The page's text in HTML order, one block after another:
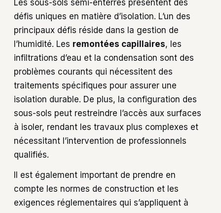
Les sous-sols semi-enterrés présentent des
défis uniques en matière d’isolation. L’un des
principaux défis réside dans la gestion de
l’humidité. Les remontées capillaires, les
infiltrations d’eau et la condensation sont des
problèmes courants qui nécessitent des
traitements spécifiques pour assurer une
isolation durable. De plus, la configuration des
sous-sols peut restreindre l’accès aux surfaces
à isoler, rendant les travaux plus complexes et
nécessitant l’intervention de professionnels
qualifiés.
Il est également important de prendre en
compte les normes de construction et les
exigences réglementaires qui s’appliquent à